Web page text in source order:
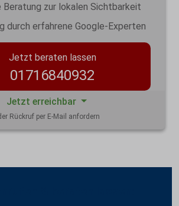
Beratung zur lokalen Sichtbarkeit
durch erfahrene Google-Experten
Jetzt beraten lassen
01716840932
Jetzt erreichbar
Rückruf per E-Mail anfordern